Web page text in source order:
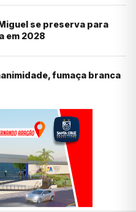
se preserva para
em 2028
fumaça branca